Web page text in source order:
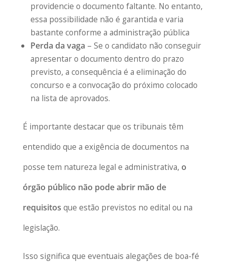
providencie o documento faltante. No entanto,
essa possibilidade não é garantida e varia
bastante conforme a administração pública
Perda da vaga – Se o candidato não conseguir
apresentar o documento dentro do prazo
previsto, a consequência é a eliminação do
concurso e a convocação do próximo colocado
na lista de aprovados.
É importante destacar que os tribunais têm
entendido que a exigência de documentos na
posse tem natureza legal e administrativa, o
órgão público não pode abrir mão de
requisitos que estão previstos no edital ou na
legislação.
Isso significa que eventuais alegações de boa-fé